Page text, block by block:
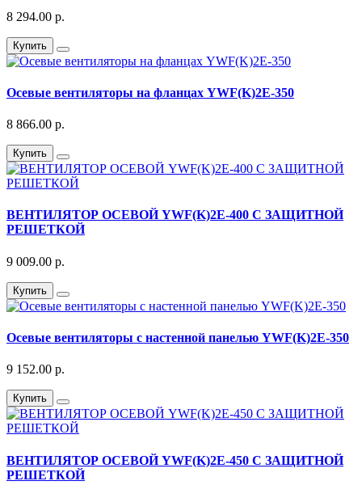
8 294.00 р.
Купить
Осевые вентиляторы на фланцах YWF(K)2E-350
8 866.00 р.
Купить
ВЕНТИЛЯТОР ОСЕВОЙ YWF(K)2E-400 С ЗАЩИТНОЙ
РЕШЕТКОЙ
9 009.00 р.
Купить
Осевые вентиляторы с настенной панелью YWF(K)2E-350
9 152.00 р.
Купить
ВЕНТИЛЯТОР ОСЕВОЙ YWF(K)2E-450 С ЗАЩИТНОЙ
РЕШЕТКОЙ